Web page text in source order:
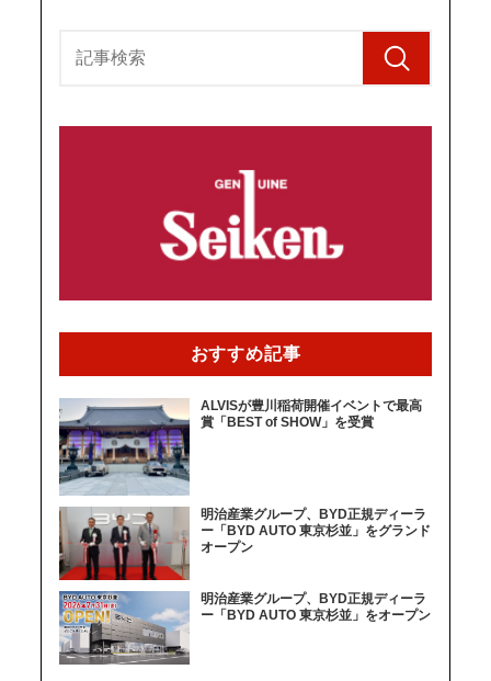
おすすめ記事
ALVISが豊川稲荷開催イベントで最高
賞「BEST of SHOW」を受賞
明治産業グループ、BYD正規ディーラ
ー「BYD AUTO 東京杉並」をグランド
オープン
明治産業グループ、BYD正規ディーラ
ー「BYD AUTO 東京杉並」をオープン